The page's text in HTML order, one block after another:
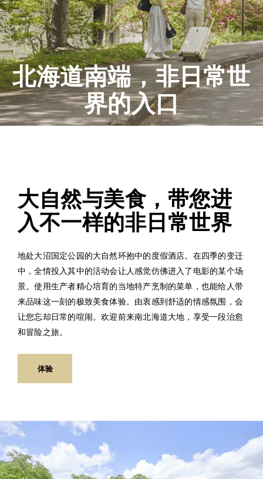
北海道南端，非日常世
界的入口
大自然与美食，带您进
入不一样的非日常世界
地处大沼国定公园的大自然环抱中的度假酒店。在四季的变迁
中，全情投入其中的活动会让人感觉仿佛进入了电影的某个场
景。使用生产者精心培育的当地特产烹制的菜单，也能给人带
来品味这一刻的极致美食体验。由衷感到舒适的情感氛围，会
让您忘却日常的喧闹。欢迎前来南北海道大地，享受一段治愈
和冒险之旅。
体验